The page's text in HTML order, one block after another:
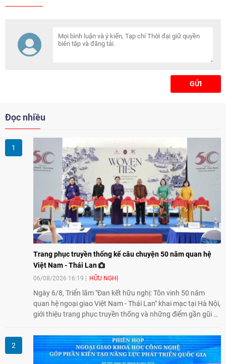
GỬI
Đọc nhiều
Trang phục truyền thống kể câu chuyện 50 năm quan hệ
Việt Nam - Thái Lan
06/08/2026 16:19 HỮU NGHỊ
Ngày 6/8, Triển lãm "Đan kết hữu nghị: Tôn vinh 50 năm
quan hệ ngoại giao Việt Nam - Thái Lan" khai mạc tại Hà Nội,
giới thiệu trang phục truyền thống và những điểm gần gũi về
giao lưu nhân dân trong chặng đường nửa thế kỷ quan hệ
song phương.